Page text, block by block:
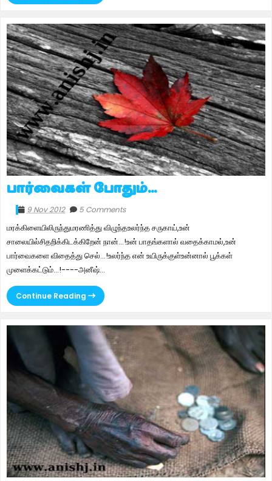
பார்வைகள் போதும்...
9 Nov 2012 5 Comments
மரக்கிளையிலிருந்துமரணித்து விழுந்தஉலர்ந்த சருகாய்,உன்
சாலையில்சிதறிக்கிடக்கிறேன் நான்...!உன் பாதங்களால் வதைக்காமல்,உன்
பார்வைகளை விதைத்து செல்...!உலர்ந்த என் உயிருக்குள்உன்னால் பூக்கள்
முளைக்கட்டும்...!----அனீஷ்...
Continue Reading